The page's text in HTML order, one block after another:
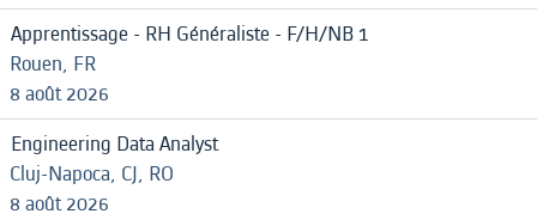
Apprentissage - RH Généraliste - F/H/NB 1
Rouen, FR
8 août 2026
Engineering Data Analyst
Cluj-Napoca, CJ, RO
8 août 2026